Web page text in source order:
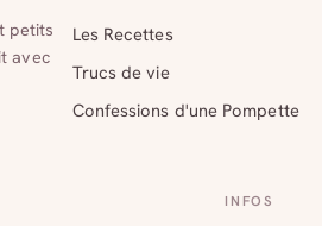
petits
avec
Les Recettes
Trucs de vie
Confessions d'une Pompette
INFOS